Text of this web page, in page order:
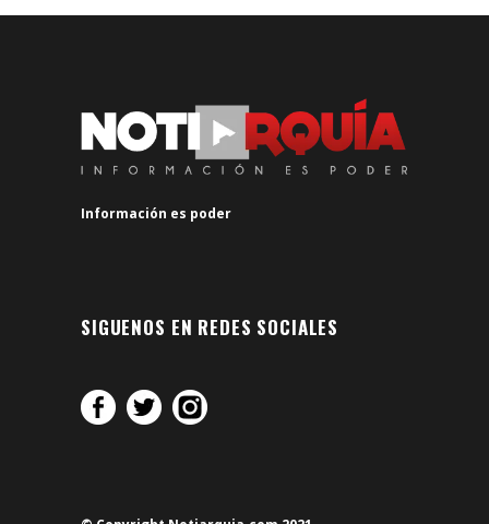
Información es poder
SIGUENOS EN REDES SOCIALES